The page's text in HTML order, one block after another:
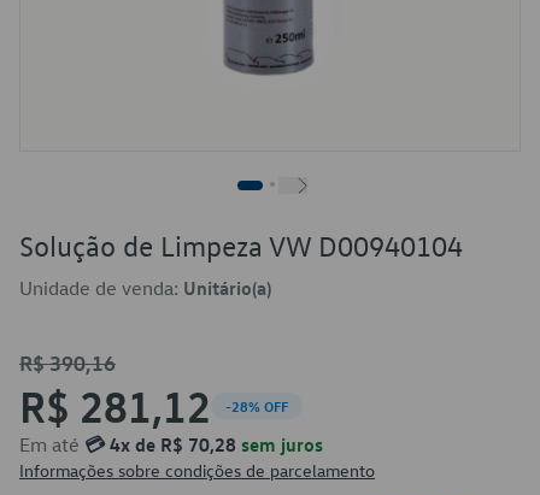
Solução de Limpeza VW D00940104
Unidade de venda: Unitário(a)
R$ 390,16
R$ 281,12 -28% OFF
Em até 💳 4x de R$ 70,28 sem juros
Informações sobre condições de parcelamento